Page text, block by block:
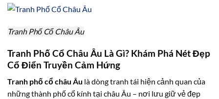
Tranh Phố Cổ Châu Âu
Tranh Phố Cổ Châu Âu Là Gì? Khám Phá Nét Đẹp
Cổ Điển Truyền Cảm Hứng
Tranh phố cổ châu Âu là dòng tranh tái hiện cảnh quan của
những thành phố cổ kính tại châu Âu – nơi lưu giữ vẻ đẹp